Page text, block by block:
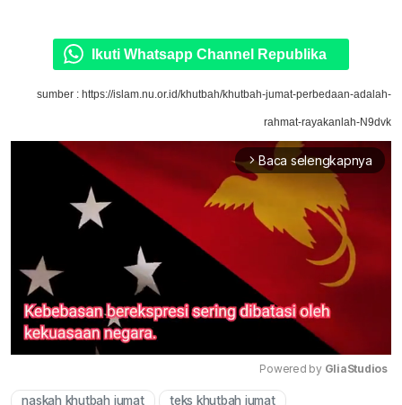
Ikuti Whatsapp Channel Republika
sumber : https://islam.nu.or.id/khutbah/khutbah-jumat-perbedaan-adalah-
rahmat-rayakanlah-N9dvk
arrow_forward_ios Baca selengkapnya
Powered by GliaStudios
naskah khutbah jumat teks khutbah jumat